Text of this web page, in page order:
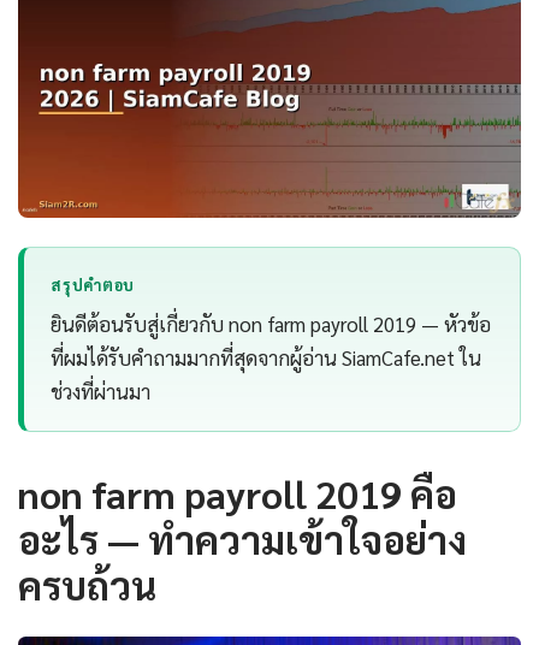
สรุปคำตอบ
ยินดีต้อนรับสู่เกี่ยวกับ non farm payroll 2019 — หัวข้อ
ที่ผมได้รับคำถามมากที่สุดจากผู้อ่าน SiamCafe.net ใน
ช่วงที่ผ่านมา
non farm payroll 2019 คือ
อะไร — ทำความเข้าใจอย่าง
ครบถ้วน